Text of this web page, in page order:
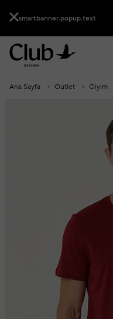
smartbanner.popup.text
Ana Sayfa Outlet Giyim